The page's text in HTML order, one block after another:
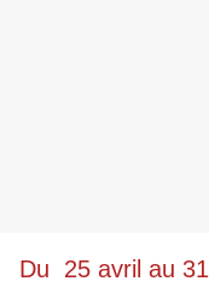
Du 25 avril au